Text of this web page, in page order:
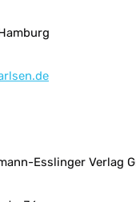
Esslinger Verlag